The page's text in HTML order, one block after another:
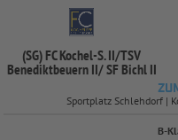
(SG) FC Kochel-S. II/TSV
Benediktbeuern II/SF Bichl II
Sportplatz Schlehdorf |
B-